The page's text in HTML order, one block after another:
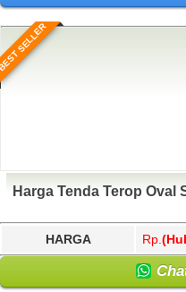
SELLER
Harga Tenda Terop Oval
HARGA Rp.